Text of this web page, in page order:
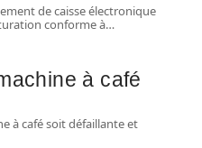
de caisse électronique
conforme à…
à café
à café soit défaillante et